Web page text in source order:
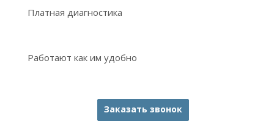
Платная диагностика
Работают как им удобно
Заказать звонок